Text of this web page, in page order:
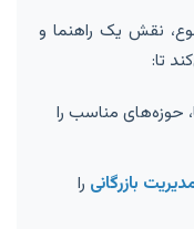
نقش یک راهنما و
تا:
حوزه‌های مناسب را
بازرگانی را